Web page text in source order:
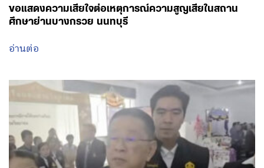
ขอแสดงความเสียใจต่อเหตุการณ์ความสูญเสียในสถาน
ศึกษาย่านบางกรวย นนทบุรี
อ่านต่อ